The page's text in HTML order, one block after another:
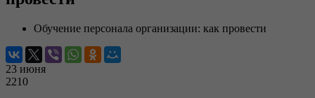
Обучение персонала организации: как провести
23 июня
2210